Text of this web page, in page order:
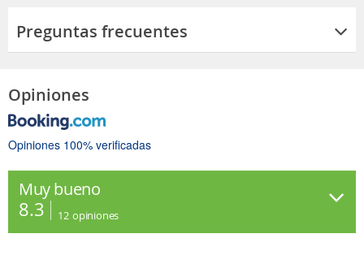
Preguntas frecuentes
Opiniones
Opiniones 100% verificadas
Muy bueno
8.3 12 opiniones